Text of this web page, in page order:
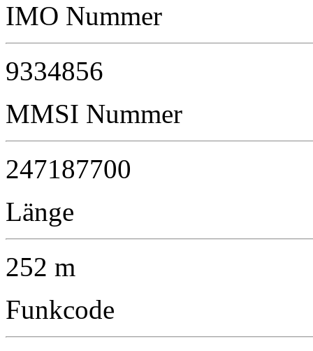
IMO Nummer
9334856
MMSI Nummer
247187700
Länge
252 m
Funkcode